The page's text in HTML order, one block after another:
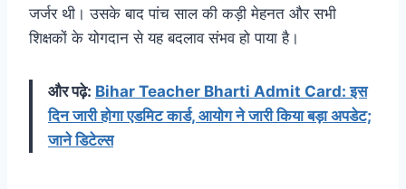
जर्जर थी। उसके बाद पांच साल की कड़ी मेहनत और सभी
शिक्षकों के योगदान से यह बदलाव संभव हो पाया है।
और पढ़े: Bihar Teacher Bharti Admit Card: इस
दिन जारी होगा एडमिट कार्ड, आयोग ने जारी किया बड़ा अपडेट;
जाने डिटेल्स